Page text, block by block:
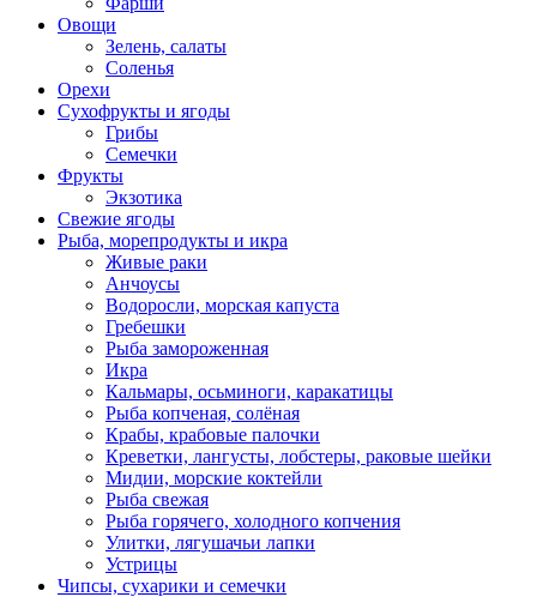
Овощи
Зелень, салаты
Соленья
Орехи
Сухофрукты и ягоды
Грибы
Семечки
Фрукты
Экзотика
Свежие ягоды
Рыба, морепродукты и икра
Живые раки
Анчоусы
Водоросли, морская капуста
Гребешки
Рыба замороженная
Икра
Кальмары, осьминоги, каракатицы
Рыба копченая, солёная
Крабы, крабовые палочки
Креветки, лангусты, лобстеры, раковые шейки
Мидии, морские коктейли
Рыба свежая
Рыба горячего, холодного копчения
Улитки, лягушачьи лапки
Устрицы
Чипсы, сухарики и семечки